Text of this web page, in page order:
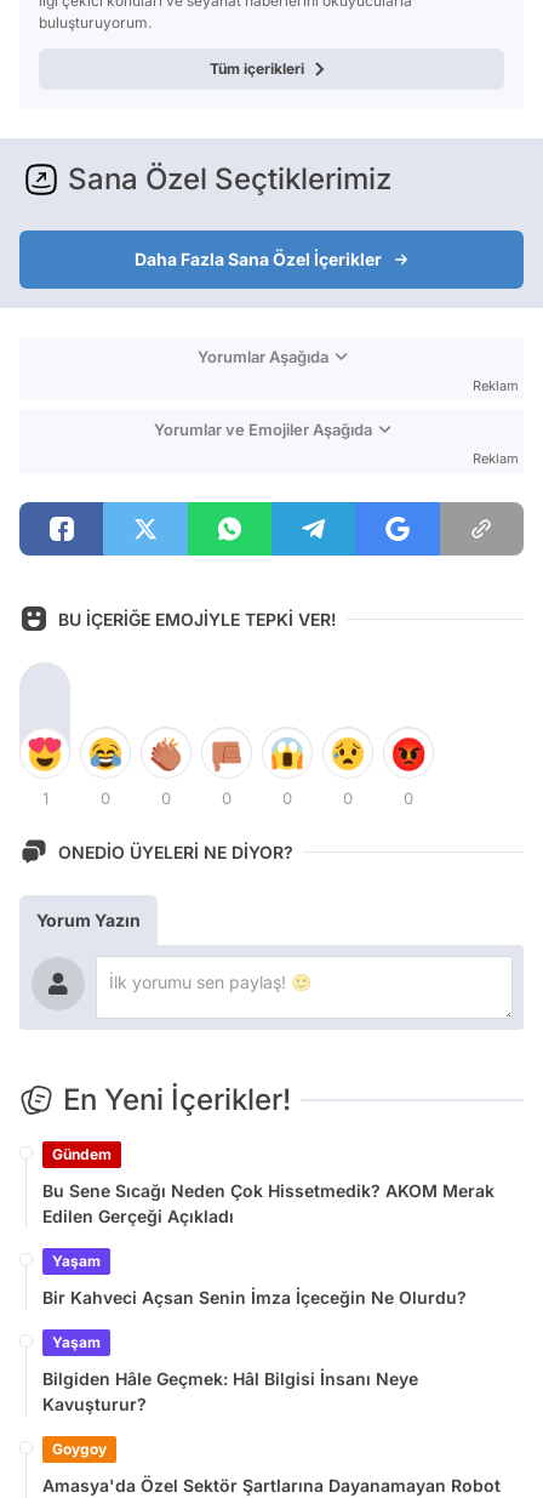
buluşturuyorum.
Tüm içerikleri
Sana Özel Seçtiklerimiz
Daha Fazla Sana Özel İçerikler
Yorumlar Aşağıda
Reklam
Yorumlar ve Emojiler Aşağıda
Reklam
BU İÇERİĞE EMOJİYLE TEPKİ VER!
1 0 0 0 0 0 0
ONEDİO ÜYELERİ NE DİYOR?
Yorum Yazın
En Yeni İçerikler!
Gündem
Bu Sene Sıcağı Neden Çok Hissetmedik? AKOM Merak
Edilen Gerçeği Açıkladı
Yaşam
Bir Kahveci Açsan Senin İmza İçeceğin Ne Olurdu?
Yaşam
Bilgiden Hâle Geçmek: Hâl Bilgisi İnsanı Neye
Kavuşturur?
Goygoy
Amasya'da Özel Sektör Şartlarına Dayanamayan Robot